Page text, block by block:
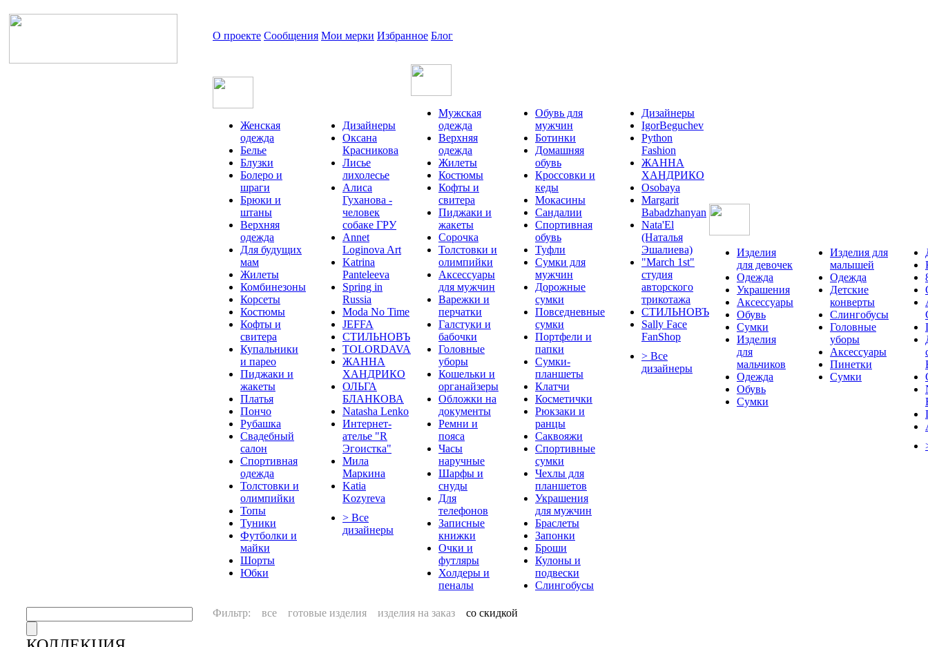
О проекте Сообщения Мои мерки Избранное Блог
Женская
одежда
Белье
Блузки
Болеро и
шраги
Брюки и
штаны
Верхняя
одежда
Для будущих
мам
Жилеты
Комбинезоны
Корсеты
Костюмы
Кофты и
свитера
Купальники
и парео
Пиджаки и
жакеты
Платья
Пончо
Рубашка
Свадебный
салон
Спортивная
одежда
Толстовки и
олимпийки
Топы
Туники
Футболки и
майки
Шорты
Юбки
Дизайнеры
Оксана
Красникова
Лисье
лихолесье
Алиса
Гуханова -
человек
собаке ГРУ
Annet
Loginova Art
Katrina
Panteleeva
Spring in
Russia
Moda No Time
JEFFA
СТИЛЬНОВЪ
TOLORDAVA
ЖАННА
ХАНДРИКО
ОЛЬГА
БЛАНКОВА
Natasha Lenko
Интернет-
ателье "R
Эгоистка"
Мила
Маркина
Katia
Kozyreva
> Все
дизайнеры
Мужская
одежда
Верхняя
одежда
Жилеты
Костюмы
Кофты и
свитера
Пиджаки и
жакеты
Сорочка
Толстовки и
олимпийки
Аксессуары
для мужчин
Варежки и
перчатки
Галстуки и
бабочки
Головные
уборы
Кошельки и
органайзеры
Обложки на
документы
Ремни и
пояса
Часы
наручные
Шарфы и
снуды
Для
телефонов
Записные
книжки
Очки и
футляры
Холдеры и
пеналы
Обувь для
мужчин
Ботинки
Домашняя
обувь
Кроссовки и
кеды
Мокасины
Сандалии
Спортивная
обувь
Туфли
Сумки для
мужчин
Дорожные
сумки
Повседневные
сумки
Портфели и
папки
Сумки-
планшеты
Клатчи
Косметички
Рюкзаки и
ранцы
Саквояжи
Спортивные
сумки
Чехлы для
планшетов
Украшения
для мужчин
Браслеты
Запонки
Броши
Кулоны и
подвески
Слингобусы
Дизайнеры
IgorBeguchev
Python
Fashion
ЖАННА
ХАНДРИКО
Osobaya
Margarit
Babadzhanyan
Nata'El
(Наталья
Эшалиева)
"March 1st"
студия
авторского
трикотажа
СТИЛЬНОВЪ
Sally Face
FanShop
> Все
дизайнеры
Изделия
для девочек
Одежда
Украшения
Аксессуары
Обувь
Сумки
Изделия
для
мальчиков
Одежда
Обувь
Сумки
Изделия для
малышей
Одежда
Детские
конверты
Слингобусы
Головные
уборы
Аксессуары
Пинетки
Сумки
Фильтр: все готовые изделия изделия на заказ со скидкой